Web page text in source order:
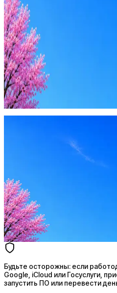
Будьте осторожны: если
Google, iCloud или Госуслуги,
запустить ПО или перевести
Жмите Пожаловаться
Стратегия поиска с AI:
Будьте осторожны: если
Google, iCloud или Госуслуги,
запустить ПО или перевести